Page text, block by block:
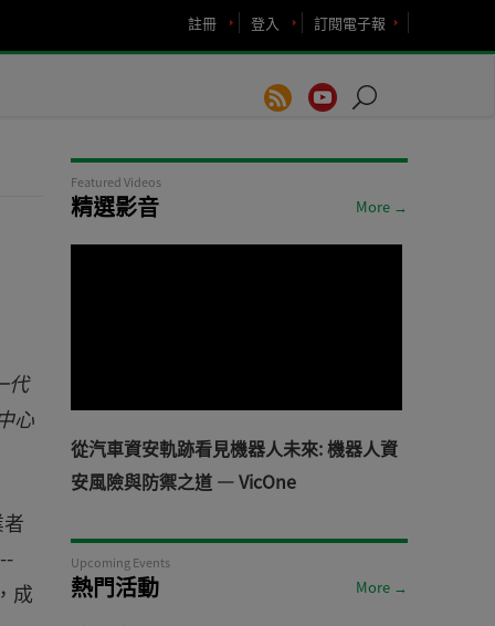
訂閱電子報
登入
註冊
代
心
成
Featured Videos
精選影音 More →
從汽車資安軌跡看見機器人未來: 機器人資
安風險與防禦之道 — VicOne
Upcoming Events
熱門活動 More →